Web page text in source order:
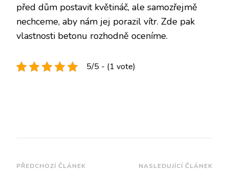
před dům postavit květináč, ale samozřejmě
nechceme, aby nám jej porazil vítr. Zde pak
vlastnosti betonu rozhodně oceníme.
5/5 - (1 vote)
PŘEDCHOZÍ ČLÁNEK NASLEDUJÍCÍ ČLÁNEK